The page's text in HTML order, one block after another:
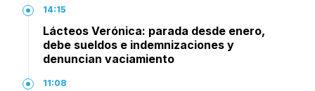
14:15
Lácteos Verónica: parada desde enero,
debe sueldos e indemnizaciones y
denuncian vaciamiento
11:08